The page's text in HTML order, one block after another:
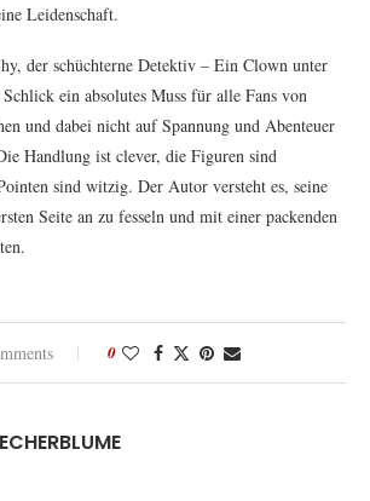
Leidenschaft.
der schüchterne Detektiv – Ein Clown unter
ein absolutes Muss für alle Fans von
und dabei nicht auf Spannung und Abenteuer
Handlung ist clever, die Figuren sind
sind witzig. Der Autor versteht es, seine
Seite an zu fesseln und mit einer packenden
0